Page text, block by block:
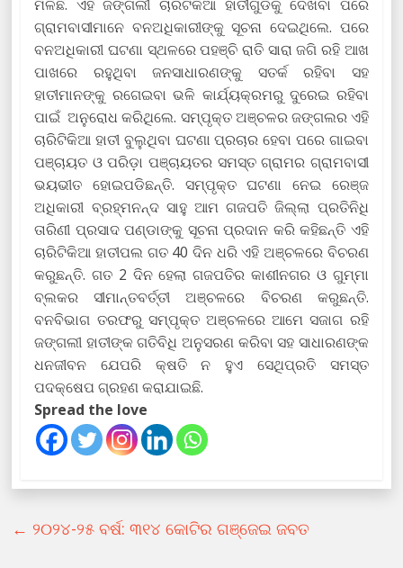
ମିଳିଛି. ଏହି ଜଙ୍ଗଲୀ ଚାରିଟିକିଆ ହାତୀଗୁଡିକୁ ଦେଖିବା ପରେ
ଗ୍ରାମବାସୀମାନେ ବନଅଧିକାରୀଙ୍କୁ ସୂଚନା ଦେଇଥିଲେ. ପରେ
ବନଅଧିକାରୀ ଘଟଣା ସ୍ଥଳରେ ପହଞ୍ଚି ରାତି ସାରା ଜଗି ରହି ଆଖ
ପାଖରେ ରହୁଥିବା ଜନସାଧାରଣଙ୍କୁ ସତର୍କ ରହିବା ସହ
ହାତୀମାନଙ୍କୁ ରଗେଇବା ଭଳି କାର୍ଯ୍ୟକ୍ରମରୁ ଦୁରେଇ ରହିବା
ପାଇଁ ଅନୁରୋଧ କରିଥିଲେ. ସମ୍ପୃକ୍ତ ଅଞ୍ଚଳର ଜଙ୍ଗଲର ଏହି
ଚାରିଟିକିଆ ହାତୀ ବୁଲୁଥିବା ଘଟଣା ପ୍ରଚାର ହେବା ପରେ ଗାଇବା
ପଞ୍ଚାୟତ ଓ ପରିଡ଼ା ପଞ୍ଚାୟତର ସମସ୍ତ ଗ୍ରାମର ଗ୍ରାମବାସୀ
ଭୟଭୀତ ହୋଇପଡିଛନ୍ତି. ସମ୍ପୃକ୍ତ ଘଟଣା ନେଇ ରେଞ୍ଜ
ଅଧିକାରୀ ବ୍ରହ୍ମନନ୍ଦ ସାହୁ ଆମ ଗଜପତି ଜିଲ୍ଲା ପ୍ରତିନିଧି
ତାରିଣୀ ପ୍ରସାଦ ପଣ୍ଡାଙ୍କୁ ସୂଚନା ପ୍ରଦାନ କରି କହିଛନ୍ତି ଏହି
ଚାରିଟିକିଆ ହାତୀପଲ ଗତ 40 ଦିନ ଧରି ଏହି ଅଞ୍ଚଳରେ ବିଚରଣ
କରୁଛନ୍ତି. ଗତ 2 ଦିନ ହେଲା ଗଜପତିର କାଶୀନଗର ଓ ଗୁମ୍ମା
ବ୍ଲକର ସୀମାନ୍ତବର୍ତ୍ତୀ ଅଞ୍ଚଳରେ ବିଚରଣ କରୁଛନ୍ତି.
ବନବିଭାଗ ତରଫରୁ ସମ୍ପୃକ୍ତ ଅଞ୍ଚଳରେ ଆମେ ସଜାଗ ରହି
ଜଙ୍ଗଲୀ ହାତୀଙ୍କ ଗତିବିଧି ଅନୁସରଣ କରିବା ସହ ସାଧାରଣଙ୍କ
ଧନଜୀବନ ଯେପରି କ୍ଷତି ନ ହୁଏ ସେଥିପ୍ରତି ସମସ୍ତ
ପଦକ୍ଷେପ ଗ୍ରହଣ କରାଯାଇଛି.
Spread the love
← ୨୦୨୪-୨୫ ବର୍ଷ: ୩୧୪ କୋଟିର ଗଞ୍ଜେଇ ଜବତ